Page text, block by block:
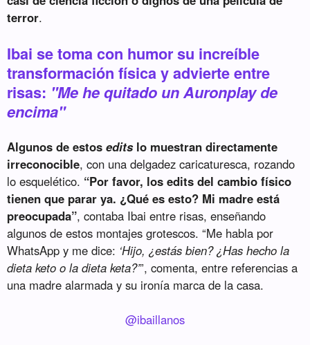
terror.
Ibai se toma con humor su increíble
transformación física y advierte entre
risas: "Me he quitado un Auronplay de
encima"
Algunos de estoseditslo muestran directamente
irreconocible, con una delgadez caricaturesca, rozando
lo esquelético. “Por favor, los edits del cambio físico
tienen que parar ya. ¿Qué es esto? Mi madre está
preocupada”, contaba Ibai entre risas, enseñando
algunos de estos montajes grotescos. “Me habla por
WhatsApp y me dice: ‘Hijo, ¿estás bien? ¿Has hecho la
dieta keto o la dieta keta?’”, comenta, entre referencias a
una madre alarmada y su ironía marca de la casa.
@ibaillanos